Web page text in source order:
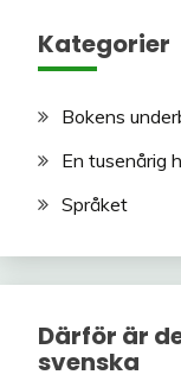
Kategorier
Bokens
En tusenårig
Språket
Därför är
svenska